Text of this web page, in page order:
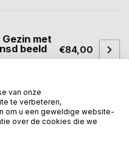
met
beeld
€84,00
en pasgeboren baby(1)
van onze
te verbeteren,
om u een geweldige website-
over de cookies die we